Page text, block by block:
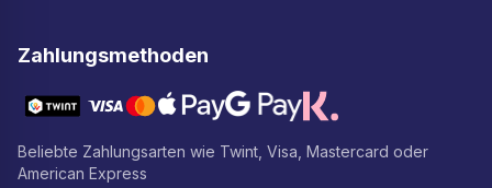
Zahlungsmethoden
Beliebte Zahlungsarten wie Twint, Visa, Mastercard oder
American Express